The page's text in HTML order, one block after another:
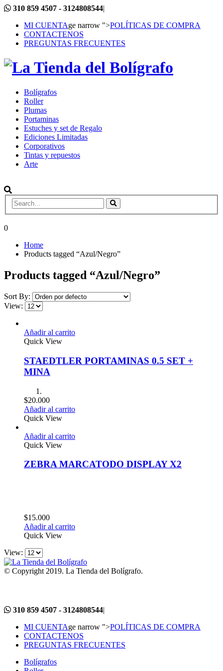
310 859 4507 - 3124808544|
MI CUENTAge narrow ">POLÍTICAS DE COMPRA
CONTACTENOS
PREGUNTAS FRECUENTES
Bolígrafos
Roller
Plumas
Portaminas
Estuches y set de Regalo
Ediciones Limitadas
Corporativos
Tintas y repuestos
Arte
0
Home
Products tagged “Azul/Negro”
Products tagged “Azul/Negro”
Sort By:
View:
Añadir al carrito
Quick View
STAEDTLER PORTAMINAS 0.5 SET +
MINA
$20.000
Añadir al carrito
Quick View
Añadir al carrito
Quick View
ZEBRA MARCATODO DISPLAY X2
$15.000
Añadir al carrito
Quick View
View:
© Copyright 2019. La Tienda del Bolígrafo.
310 859 4507 - 3124808544|
MI CUENTAge narrow ">POLÍTICAS DE COMPRA
CONTACTENOS
PREGUNTAS FRECUENTES
Bolígrafos